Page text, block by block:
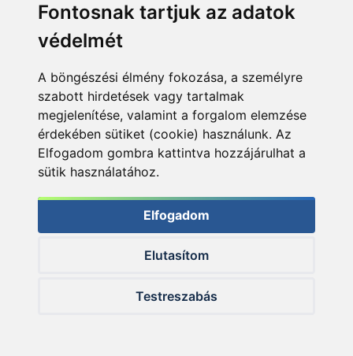
Fontosnak tartjuk az adatok
védelmét
A böngészési élmény fokozása, a személyre
szabott hirdetések vagy tartalmak
megjelenítése, valamint a forgalom elemzése
érdekében sütiket (cookie) használunk. Az
Elfogadom gombra kattintva hozzájárulhat a
sütik használatához.
Elfogadom
Elutasítom
Testreszabás
Termékösszehasonlítás
Nyitvatartás:
H-P: 8:00-17:00
Sz: 8:00 - 12:00
Telefon:
6400 Kiskunhalas, Széchenyi út 49.